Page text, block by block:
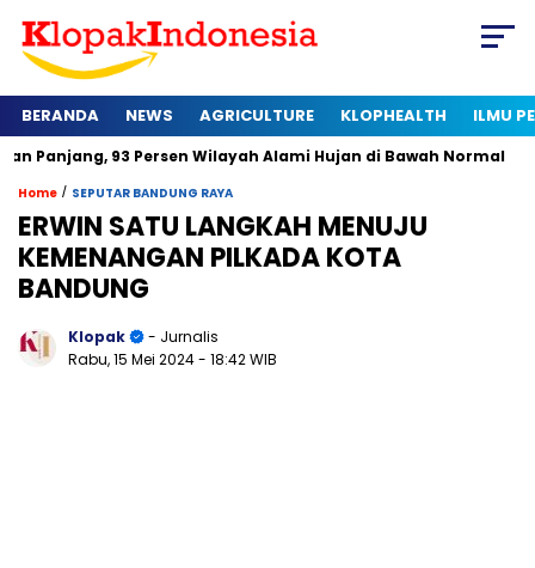
BERANDA NEWS AGRICULTURE KLOPHEALTH ILMU
93 Persen Wilayah Alami Hujan di Bawah Normal Kapan
Home / SEPUTAR BANDUNG RAYA
ERWIN SATU LANGKAH MENUJU
KEMENANGAN PILKADA KOTA
BANDUNG
Klopak
- Jurnalis
Rabu, 15 Mei 2024- 18:42 WIB